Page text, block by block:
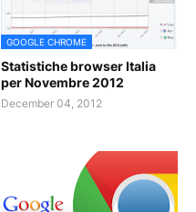
GOOGLE CHROME
Statistiche browser Italia
per Novembre 2012
December 04, 2012